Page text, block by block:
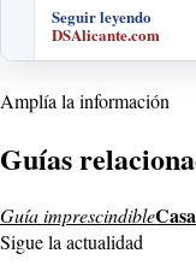
Seguir leyendo
DSAlicante.com
Amplía la información
Guías
Guía imprescindible
Sigue la actualidad